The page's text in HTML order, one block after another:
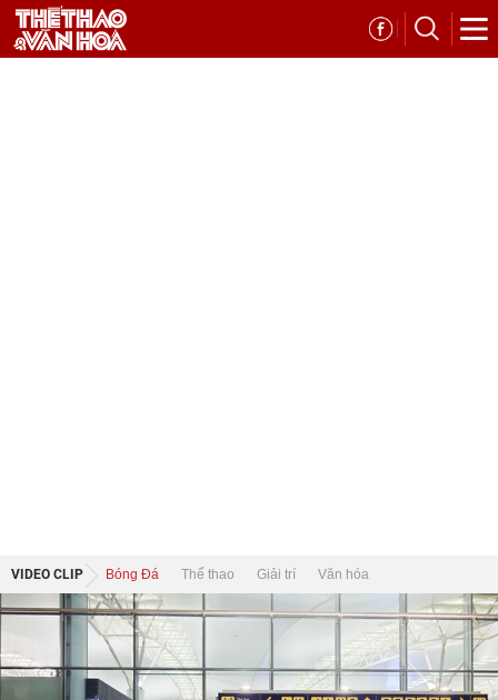
VIDEO CLIP Bóng Đá Thể thao Giải trí Văn hóa